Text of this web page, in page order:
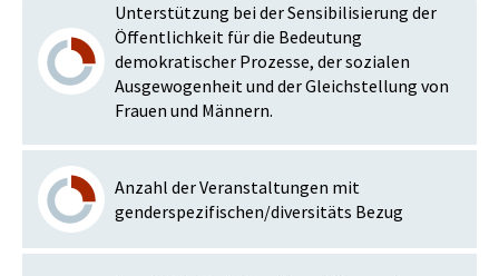
Unterstützung bei der Sensibilisierung der
Öffentlichkeit für die Bedeutung
demokratischer Prozesse, der sozialen
Ausgewogenheit und der Gleichstellung von
Frauen und Männern.
Anzahl der Veranstaltungen mit
genderspezifischen/diversitäts Bezug